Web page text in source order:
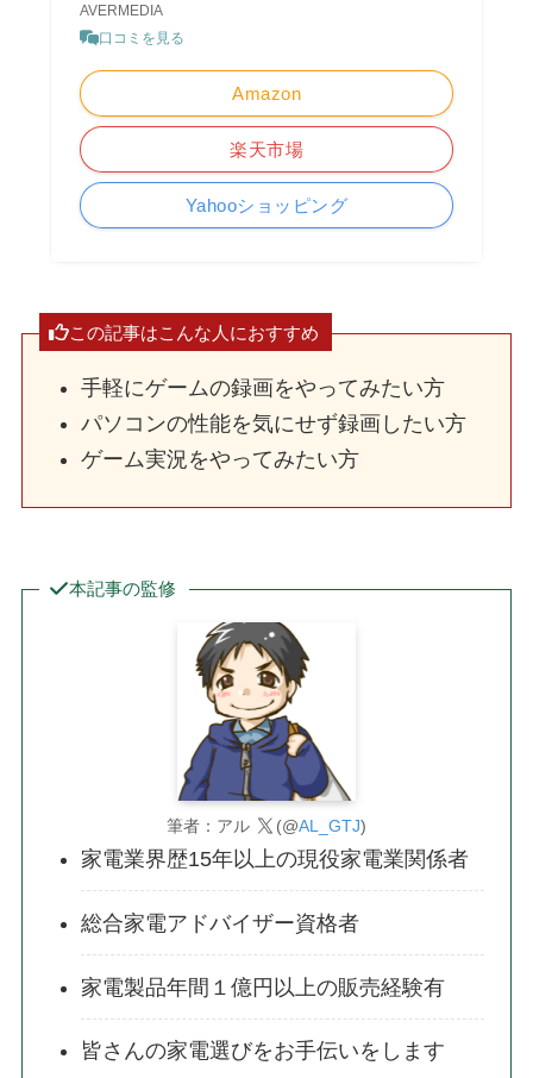
AVERMEDIA
口コミを見る
Amazon
楽天市場
Yahooショッピング
この記事はこんな人におすすめ
手軽にゲームの録画をやってみたい方
パソコンの性能を気にせず録画したい方
ゲーム実況をやってみたい方
本記事の監修
筆者：アル (@AL_GTJ)
家電業界歴15年以上の現役家電業関係者
総合家電アドバイザー資格者
家電製品年間１億円以上の販売経験有
皆さんの家電選びをお手伝いをします